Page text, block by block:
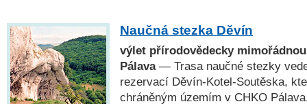
Naučná stezka Děvín
výlet přírodovědecky
Pálava— Trasa naučné stezky
rezervací Děvín-Kotel-Soutěska,
chráněným územím v CHKO